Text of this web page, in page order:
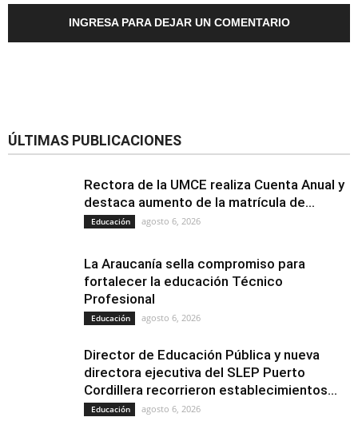
INGRESA PARA DEJAR UN COMENTARIO
ÚLTIMAS PUBLICACIONES
Rectora de la UMCE realiza Cuenta Anual y
destaca aumento de la matrícula de...
Educación agosto 6, 2026
La Araucanía sella compromiso para
fortalecer la educación Técnico
Profesional
Educación agosto 6, 2026
Director de Educación Pública y nueva
directora ejecutiva del SLEP Puerto
Cordillera recorrieron establecimientos...
Educación agosto 6, 2026